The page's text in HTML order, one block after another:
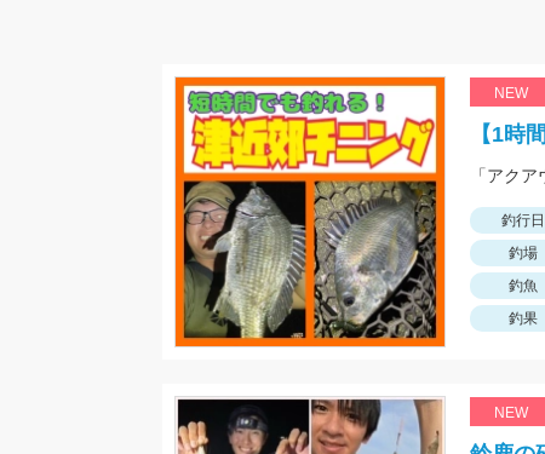
NEW
【1時
「アク
釣行日
釣場
釣魚
釣果
NEW